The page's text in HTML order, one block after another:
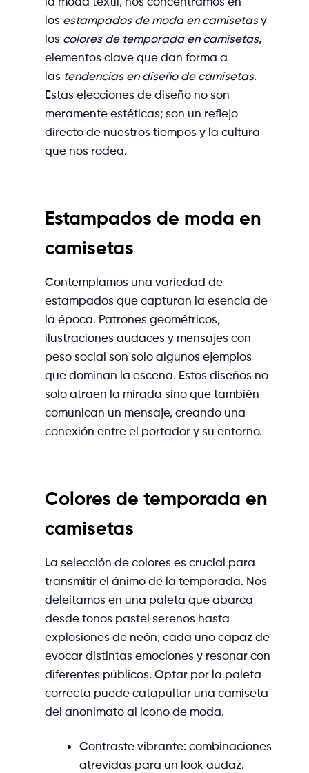
los estampados de moda en camisetasy
los colores de temporada en camisetas,
elementos clave que dan forma a
las tendencias en diseño de camisetas.
Estas elecciones de diseño no son
meramente estéticas; son un reflejo
directo de nuestros tiempos y la cultura
que nos rodea.
Estampados de moda en
camisetas
Contemplamos una variedad de
estampados que capturan la esencia de
la época. Patrones geométricos,
ilustraciones audaces y mensajes con
peso social son solo algunos ejemplos
que dominan la escena. Estos diseños no
solo atraen la mirada sino que también
comunican un mensaje, creando una
conexión entre el portador y su entorno.
Colores de temporada en
camisetas
La selección de colores es crucial para
transmitir el ánimo de la temporada. Nos
deleitamos en una paleta que abarca
desde tonos pastel serenos hasta
explosiones de neón, cada uno capaz de
evocar distintas emociones y resonar con
diferentes públicos. Optar por la paleta
correcta puede catapultar una camiseta
del anonimato al icono de moda.
Contraste vibrante: combinaciones
atrevidas para un look audaz.